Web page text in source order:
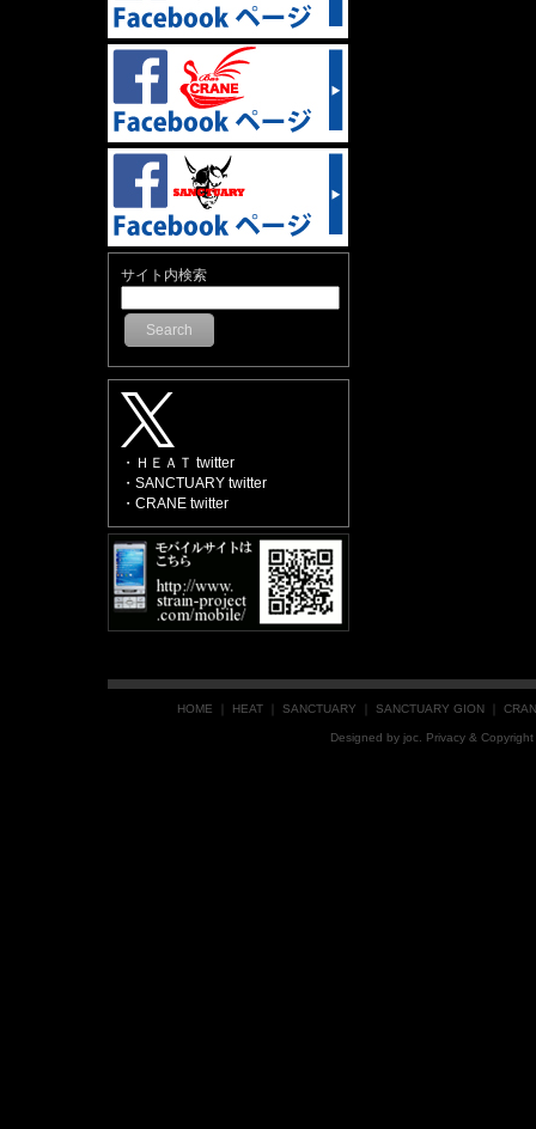
サイト内検索
Search
・ＨＥＡＴ twitter
・SANCTUARY twitter
・CRANE twitter
HOME HEAT SANCTUARY SANCTUARY GION
Designed by joc . Privacy &